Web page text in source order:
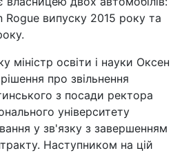
Rogue випуску 2015 року та
міністр освіти і науки Оксен
про звільнення
з посади ректора
університету
у зв'язку з завершенням
Наступником на цій